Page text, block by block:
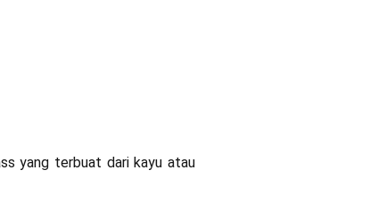
yang terbuat dari kayu atau